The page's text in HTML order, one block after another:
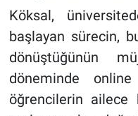
Köksal,
başlayan sürecin,
dönüştüğünün
döneminde
öğrencilerin ailece